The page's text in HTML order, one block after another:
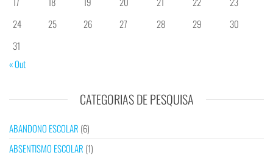
24
25 26 27 28 29
30
31
« Out
CATEGORIAS DE PESQUISA
ABANDONO ESCOLAR (6)
ABSENTISMO ESCOLAR (1)